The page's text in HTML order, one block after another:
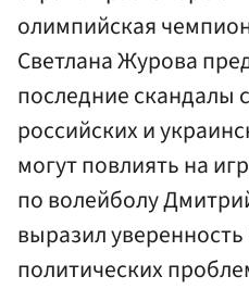
олимпийская
Светлана Журова
последние скандалы
российских и
могут повлиять на
по волейболу
выразил
политических